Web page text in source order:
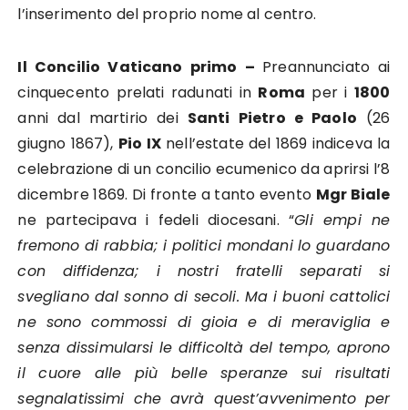
l’inserimento del proprio nome al centro.
Il Concilio Vaticano primo – Preannunciato ai
cinquecento prelati radunati in Roma per i 1800
anni dal martirio dei Santi Pietro e Paolo (26
giugno 1867), Pio IXnell’estate del 1869 indiceva la
celebrazione di un concilio ecumenico da aprirsi l’8
dicembre 1869. Di fronte a tanto evento Mgr Biale
ne partecipava i fedeli diocesani. “Gli empi ne
fremono di rabbia; i politici mondani lo guardano
con diffidenza; i nostri fratelli separati si
svegliano dal sonno di secoli. Ma i buoni cattolici
ne sono commossi di gioia e di meraviglia e
senza dissimularsi le difficoltà del tempo, aprono
il cuore alle più belle speranze sui risultati
segnalatissimi che avrà quest’avvenimento per